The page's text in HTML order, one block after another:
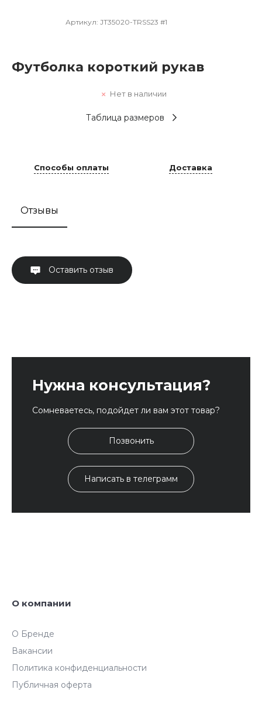
Артикул: JT35020-TRSS23 #1
Футболка короткий рукав
Нет в наличии
Таблица размеров
Способы оплаты Доставка
Отзывы
Оставить отзыв
Нужна консультация?
Сомневаетесь, подойдет ли вам этот товар?
Позвонить
Написать в телеграмм
О компании
О Бренде
Вакансии
Политика конфиденциальности
Публичная оферта